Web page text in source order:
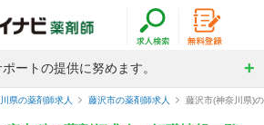
ートの提供に努めます。
県の薬剤師求人 藤沢市の薬剤師求人 藤沢市(神奈川県)